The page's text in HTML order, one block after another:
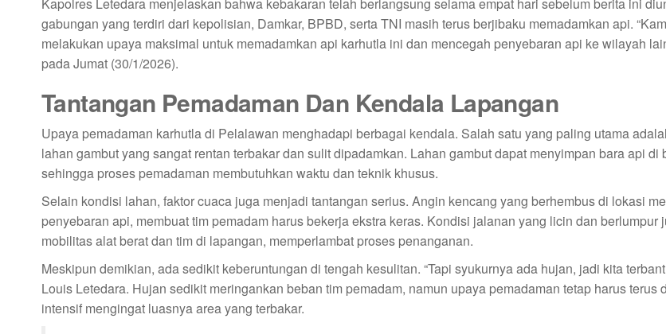
Kapolres Letedara menjelaskan bahwa kebakaran telah berlangsung selama empat hari sebelum berita ini
gabungan yang terdiri dari kepolisian, Damkar, BPBD, serta TNI masih terus berjibaku memadamkan api.
melakukan upaya maksimal untuk memadamkan api karhutla ini dan mencegah penyebaran api ke wilayah
pada Jumat (30/1/2026).
Tantangan Pemadaman Dan Kendala Lapangan
Upaya pemadaman karhutla di Pelalawan menghadapi berbagai kendala. Salah satu yang paling utama
lahan gambut yang sangat rentan terbakar dan sulit dipadamkan. Lahan gambut dapat menyimpan bara api di
sehingga proses pemadaman membutuhkan waktu dan teknik khusus.
Selain kondisi lahan, faktor cuaca juga menjadi tantangan serius. Angin kencang yang berhembus di lokasi
penyebaran api, membuat tim pemadam harus bekerja ekstra keras. Kondisi jalanan yang licin dan berlumpur
mobilitas alat berat dan tim di lapangan, memperlambat proses penanganan.
Meskipun demikian, ada sedikit keberuntungan di tengah kesulitan. “Tapi syukurnya ada hujan, jadi kita
Louis Letedara. Hujan sedikit meringankan beban tim pemadam, namun upaya pemadaman tetap harus terus
intensif mengingat luasnya area yang terbakar.